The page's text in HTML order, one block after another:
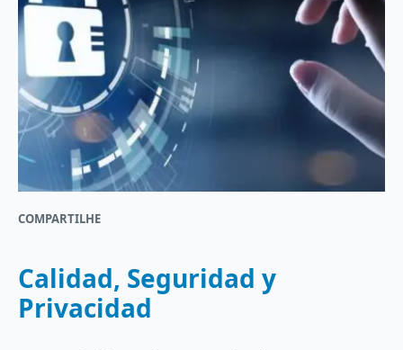
COMPARTILHE
Calidad, Seguridad y
Privacidad